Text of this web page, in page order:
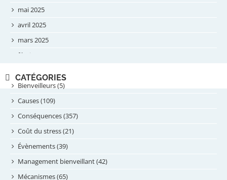
mai 2025
avril 2025
mars 2025
février 2025
septembre 2024
août 2024
juillet 2024
juin 2024
mai 2024
avril 2024
février 2024
CATÉGORIES
Bienveilleurs (5)
Causes (109)
Conséquences (357)
Coût du stress (21)
Évènements (39)
Management bienveillant (42)
Mécanismes (65)